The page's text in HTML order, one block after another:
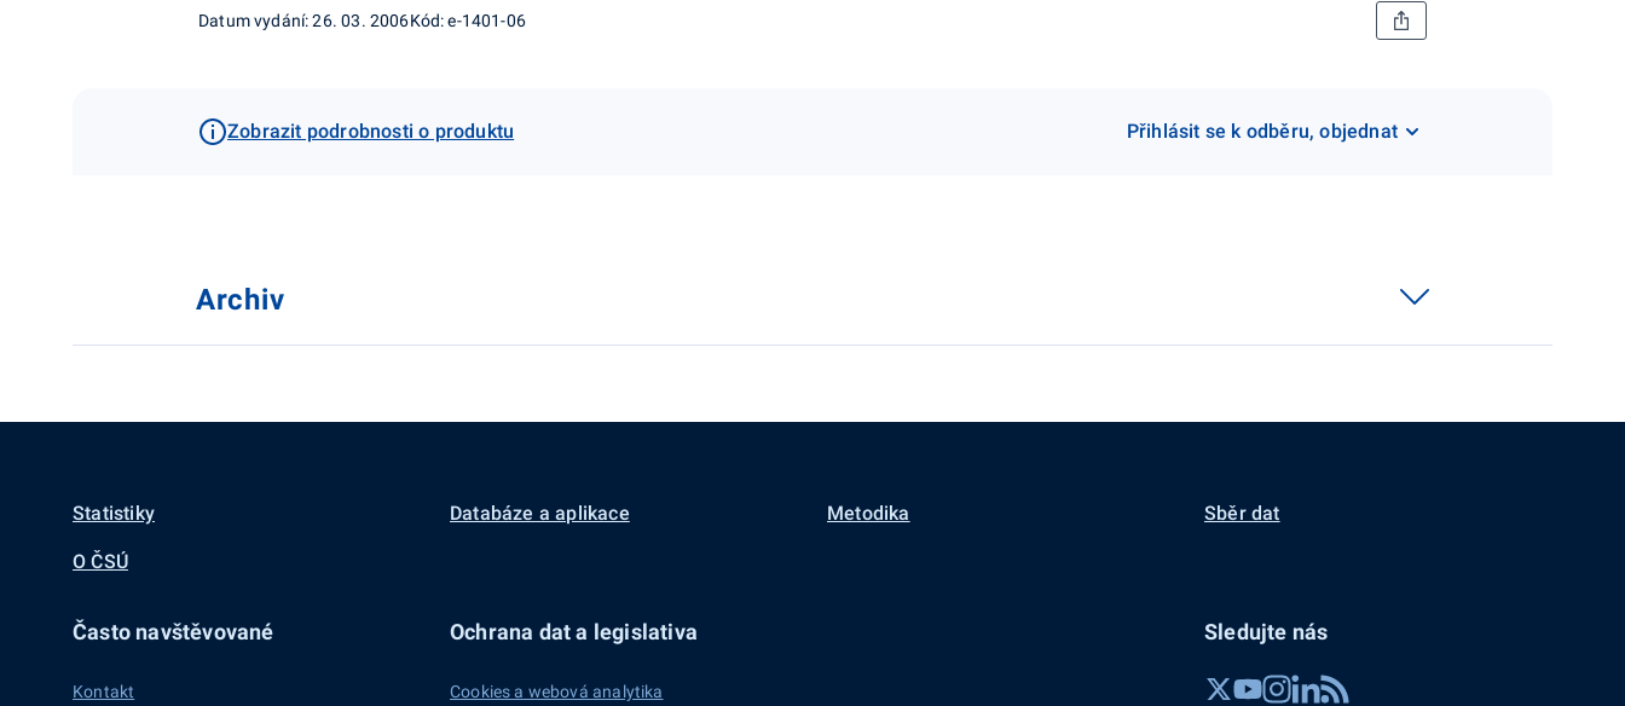
Datum vydání: 26. 03. 2006Kód: e-1401-06
Zobrazit podrobnosti o produktu Přihlásit se k odběru, objednat
Archiv
Statistiky Databáze a aplikace Metodika Sběr dat
O ČSÚ
Často navštěvované
Kontakt
Ochrana dat a legislativa
Cookies a webová analytika
Sledujte nás